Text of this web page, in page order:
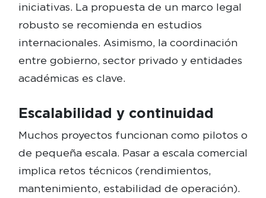
iniciativas. La propuesta de un marco legal
robusto se recomienda en estudios
internacionales. Asimismo, la coordinación
entre gobierno, sector privado y entidades
académicas es clave.
Escalabilidad y continuidad
Muchos proyectos funcionan como pilotos o
de pequeña escala. Pasar a escala comercial
implica retos técnicos (rendimientos,
mantenimiento, estabilidad de operación).